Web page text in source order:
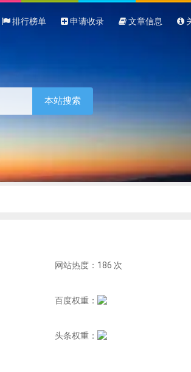
排行榜单 申请收录 文章信息
本站搜索
网站热度：186 次
百度权重：
头条权重：